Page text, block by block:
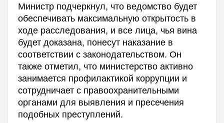
Министр подчеркнул, что ведомство будет
обеспечивать максимальную открытость в
ходе расследования, и все лица, чья вина
будет доказана, понесут наказание в
соответствии с законодательством. Он
также отметил, что министерство активно
занимается профилактикой коррупции и
сотрудничает с правоохранительными
органами для выявления и пресечения
подобных преступлений.